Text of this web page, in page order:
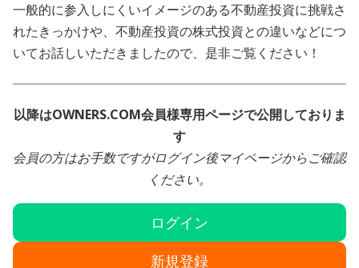
一般的に参入しにくいイメージのある不動産投資に挑戦さ
れたきっかけや、不動産投資の株式投資との違いなどにつ
いてお話しいただきましたので、是非ご覧ください！
以降はOWNERS.COM会員様専用ページで公開しておりま
す
会員の方はお手数ですがログイン後マイページからご確認
ください。
ログイン
新規登録